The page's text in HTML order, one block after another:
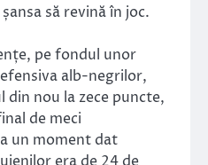
să revină în joc.
pe fondul unor
alb-negrilor,
din nou la zece puncte,
de meci
un moment dat